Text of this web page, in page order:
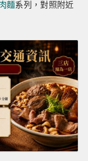
麵系列，對照附近